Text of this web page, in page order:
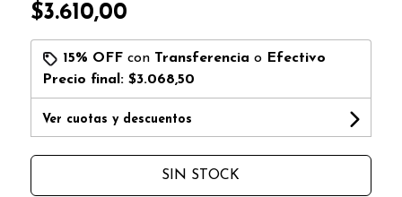
$3.610,00
15% OFFcon Transferencia o Efectivo
Precio final: $3.068,50
Ver cuotas y descuentos
SIN STOCK